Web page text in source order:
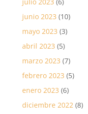
junio 2023 (10)
mayo 2023 (3)
abril 2023 (5)
marzo 2023 (7)
febrero 2023 (5)
enero 2023 (6)
diciembre 2022 (8)